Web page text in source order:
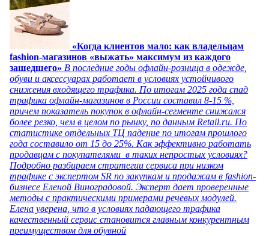
«Когда клиентов мало: как владельцам
fashion-магазинов «выжать» максимум из каждого
зашедшего» В последние годы офлайн-розница в одежде,
обуви и аксессуарах работает в условиях устойчивого
снижения входящего трафика. По итогам 2025 года спад
трафика офлайн-магазинов в России составил 8-15 %,
причем показатель покупок в офлайн-сегменте снижался
более резко, чем в целом по рынку, по данным Retail.ru. По
статистике отдельных ТЦ падение по итогам прошлого
года составило от 15 до 25%. Как эффективно работать
продавцам с покупателями в таких непростых условиях?
Подробно разбираем стратегии сервиса при низком
трафике с экспертом SR по закупкам и продажам в fashion-
бизнесе Еленой Виноградовой. Эксперт дает проверенные
методы с практическими примерами речевых модулей.
Елена уверена, что в условиях падающего трафика
качественный сервис становится главным конкурентным
преимуществом для обувной